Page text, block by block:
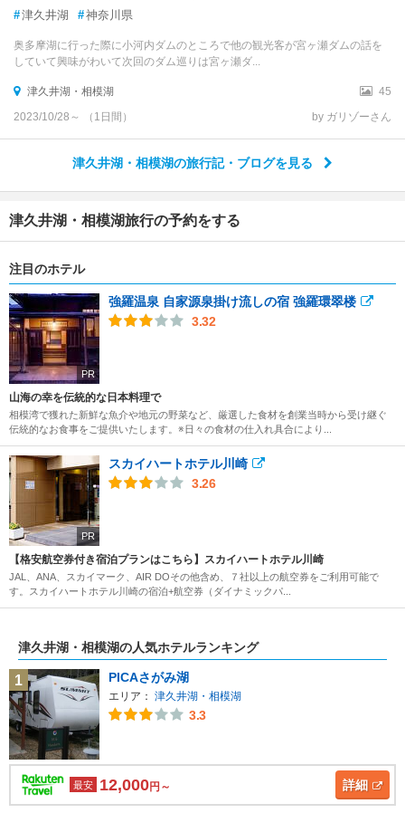
#津久井湖 #神奈川県
奥多摩湖に行った際に小河内ダムのところで他の観光客が宮ヶ瀬ダムの話を
していて興味がわいて次回のダム巡りは宮ヶ瀬ダ...
津久井湖・相模湖
45
2023/10/28～ （1日間）
by ガリゾーさん
津久井湖・相模湖の旅行記・ブログを見る
津久井湖・相模湖旅行の予約をする
注目のホテル
PR
強羅温泉 自家源泉掛け流しの宿 強羅環翠楼
3.32
山海の幸を伝統的な日本料理で
相模湾で獲れた新鮮な魚介や地元の野菜など、厳選した食材を創業当時から受け継ぐ
伝統的なお食事をご提供いたします。※日々の食材の仕入れ具合により...
PR
スカイハートホテル川崎
3.26
【格安航空券付き宿泊プランはこちら】スカイハートホテル川崎
JAL、ANA、スカイマーク、AIR DOその他含め、７社以上の航空券をご利用可能で
す。スカイハートホテル川崎の宿泊+航空券（ダイナミックパ...
津久井湖・相模湖の人気ホテルランキング
1 PICAさがみ湖
エリア： 津久井湖・相模湖
3.3
最安 12,000円～ 詳細